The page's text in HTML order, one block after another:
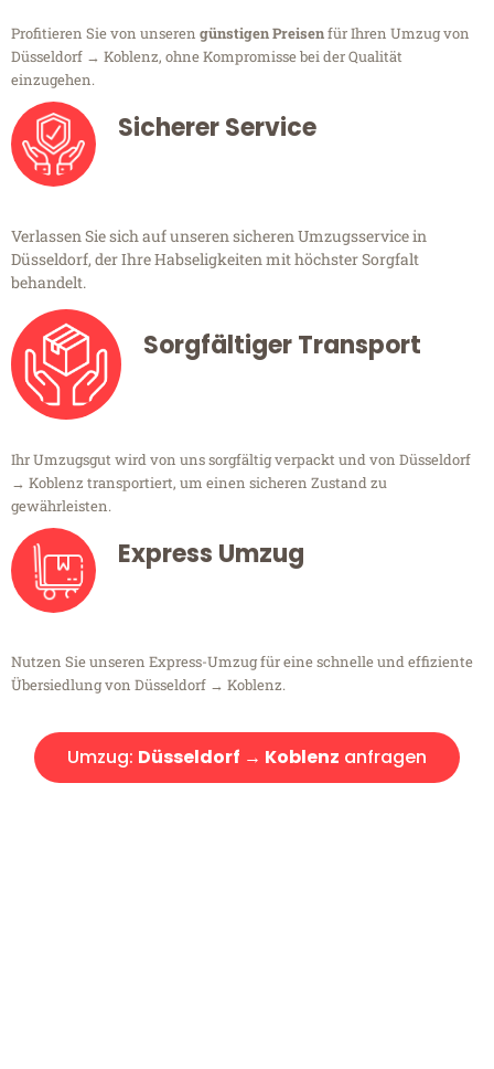
Profitieren Sie von unseren günstigen Preisenfür Ihren Umzug von
Düsseldorf → Koblenz, ohne Kompromisse bei der Qualität
einzugehen.
Sicherer Service
Verlassen Sie sich auf unseren sicheren Umzugsservice in
Düsseldorf, der Ihre Habseligkeiten mit höchster Sorgfalt
behandelt.
Sorgfältiger Transport
Ihr Umzugsgut wird von uns sorgfältig verpackt und von Düsseldorf
→ Koblenz transportiert, um einen sicheren Zustand zu
gewährleisten.
Express Umzug
Nutzen Sie unseren Express-Umzug für eine schnelle und effiziente
Übersiedlung von Düsseldorf → Koblenz.
Umzug: Düsseldorf → Koblenz anfragen